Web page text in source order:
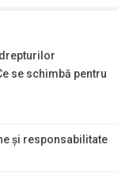
se schimbă pentru
și responsabilitate